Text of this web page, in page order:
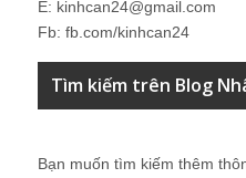
E: kinhcan24@gmail.com
Fb: fb.com/kinhcan24
Tìm kiếm trên Blog
Bạn muốn tìm kiếm thêm